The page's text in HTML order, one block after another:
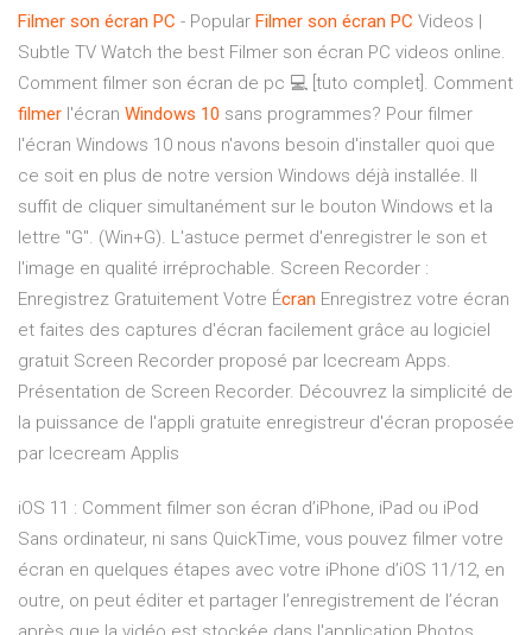
Filmer son écran PC - Popular Filmer son écran PC Videos |
Subtle TV Watch the best Filmer son écran PC videos online.
Comment filmer son écran de pc 💻 [tuto complet]. Comment
filmer l'écran Windows 10 sans programmes? Pour filmer
l'écran Windows 10 nous n'avons besoin d'installer quoi que
ce soit en plus de notre version Windows déjà installée. Il
suffit de cliquer simultanément sur le bouton Windows et la
lettre "G". (Win+G). L'astuce permet d'enregistrer le son et
l'image en qualité irréprochable. Screen Recorder :
Enregistrez Gratuitement Votre Écran Enregistrez votre écran
et faites des captures d'écran facilement grâce au logiciel
gratuit Screen Recorder proposé par Icecream Apps.
Présentation de Screen Recorder. Découvrez la simplicité de
la puissance de l'appli gratuite enregistreur d'écran proposée
par Icecream Applis
iOS 11 : Comment filmer son écran d’iPhone, iPad ou iPod
Sans ordinateur, ni sans QuickTime, vous pouvez filmer votre
écran en quelques étapes avec votre iPhone d’iOS 11/12, en
outre, on peut éditer et partager l’enregistrement de l’écran